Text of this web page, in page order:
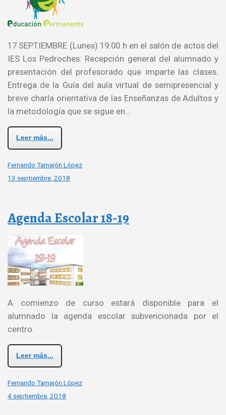
17 SEPTIEMBRE (Lunes) 19:00 h en el salón de actos del
IES Los Pedroches: Recepción general del alumnado y
presentación del profesorado que imparte las clases.
Entrega de la Guía del aula virtual de semipresencial y
breve charla orientativa de las Enseñanzas de Adultos y
la metodología que se sigue en…
Leer más...
Fernando Tamajón López
13 septiembre, 2018
Agenda Escolar 18-19
A comienzo de curso estará disponible para el
alumnado la agenda escolar subvencionada por el
centro.
Leer más...
Fernando Tamajón López
4 septiembre, 2018